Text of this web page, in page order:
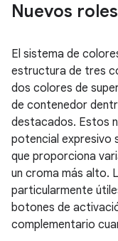
Nuevos
El sistema de
estructura de tres
dos colores de
de contenedor
destacados. Estos
potencial expresivo
que proporciona
un croma más alto.
particularmente
botones de
complementario